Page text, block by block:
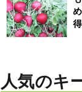
人気のキ